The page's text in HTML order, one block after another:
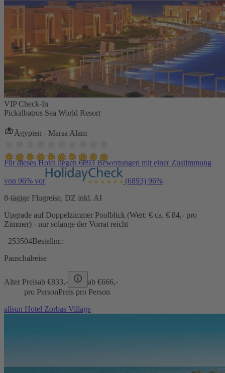
VIP Check-In
Pickalbatros Sea World Resort
Ägypten - Marsa Alam
Für dieses Hotel liegen 6893 Bewertungen mit einer Zustimmung
von 96% vor (6893) 96%
8-tägige Flugreise, DZ inkl. AI
Upgrade auf Doppelzimmer Poolblick (Wert: € ca. € 84,- pro
Zimmer) - nur solange der Vorrat reicht
253504Bestellnr.:
Pauschalreise
Alter Preisab €833,- ab €666,-
pro PersonPreis pro Person
allsun Hotel Zorbas Village